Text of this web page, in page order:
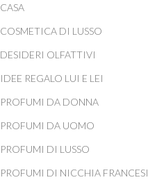
CASA
COSMETICA DI LUSSO
DESIDERI OLFATTIVI
IDEE REGALO LUI E LEI
PROFUMI DA DONNA
PROFUMI DA UOMO
PROFUMI DI LUSSO
PROFUMI DI NICCHIA FRANCESI